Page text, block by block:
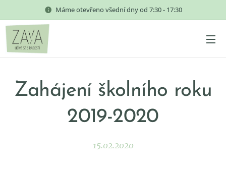
Máme otevřeno všední dny od 7:30 - 17:30
Zahájení školního roku
2019-2020
15.02.2020